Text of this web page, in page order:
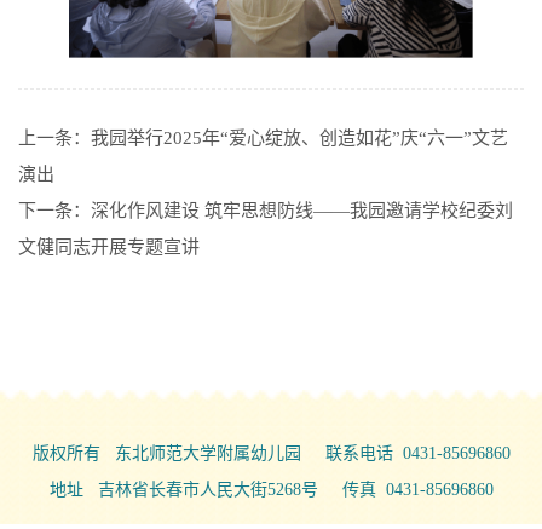
上一条： 我园举行2025年“爱心绽放、创造如花”庆“六一”文艺
演出
下一条： 深化作风建设 筑牢思想防线——我园邀请学校纪委刘
文健同志开展专题宣讲
版权所有 东北师范大学附属幼儿园 联系电话 0431-85696860
地址 吉林省长春市人民大街5268号 传真 0431-85696860